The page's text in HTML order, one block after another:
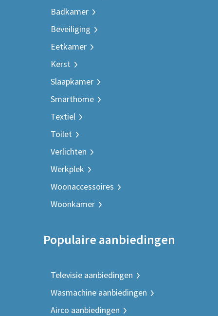
Badkamer
Beveiliging
Eetkamer
Kerst
Slaapkamer
Smarthome
Textiel
Toilet
Verlichten
Werkplek
Woonaccessoires
Woonkamer
Populaire aanbiedingen
Televisie aanbiedingen
Wasmachine aanbiedingen
Airco aanbiedingen